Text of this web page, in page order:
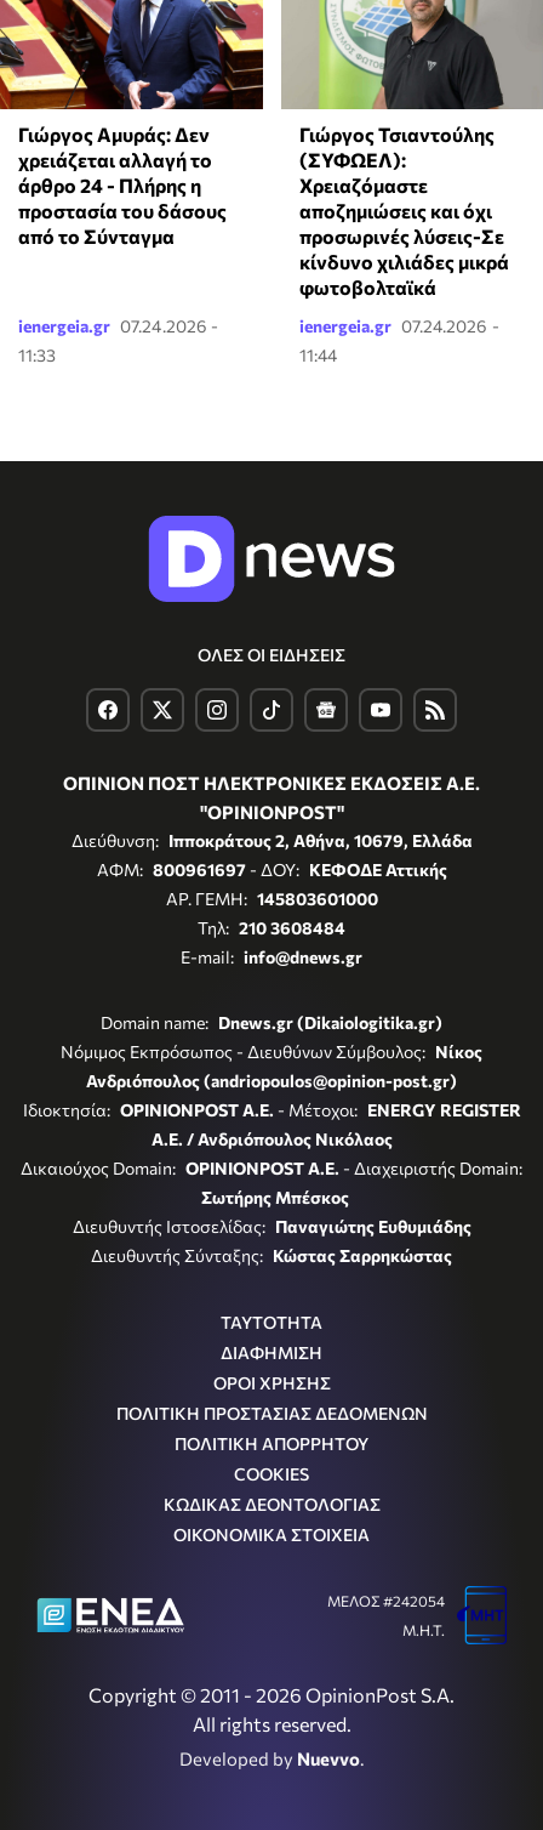
Γιώργος Αμυράς: Δεν
χρειάζεται αλλαγή το
άρθρο 24 - Πλήρης η
προστασία του δάσους
από το Σύνταγμα
ienergeia.gr 07.24.2026 -
11:33
Γιώργος Τσιαντούλης
(ΣΥΦΩΕΛ):
Χρειαζόμαστε
αποζημιώσεις και όχι
προσωρινές λύσεις-Σε
κίνδυνο χιλιάδες μικρά
φωτοβολταϊκά
ienergeia.gr 07.24.2026 -
11:44
ΟΛΕΣ ΟΙ ΕΙΔΗΣΕΙΣ
ΟΠΙΝΙΟΝ ΠΟΣΤ ΗΛΕΚΤΡΟΝΙΚΕΣ ΕΚΔΟΣΕΙΣ Α.Ε.
"OPINIONPOST"
Διεύθυνση: Ιπποκράτους 2, Αθήνα, 10679, Ελλάδα
ΑΦΜ: 800961697- ΔΟΥ: ΚΕΦΟΔΕ Αττικής
ΑΡ. ΓΕΜΗ: 145803601000
Τηλ: 210 3608484
E-mail: info@dnews.gr
Domain name: Dnews.gr (Dikaiologitika.gr)
Νόμιμος Εκπρόσωπος - Διευθύνων Σύμβουλος: Νίκος
Ανδριόπουλος (andriopoulos@opinion-post.gr)
Ιδιοκτησία: OPINIONPOST A.E. - Μέτοχοι: ENERGY REGISTER
Α.Ε. / Ανδριόπουλος Νικόλαος
Δικαιούχος Domain: OPINIONPOST A.E. - Διαχειριστής Domain:
Σωτήρης Μπέσκος
Διευθυντής Ιστοσελίδας: Παναγιώτης Ευθυμιάδης
Διευθυντής Σύνταξης: Κώστας Σαρρηκώστας
ΤΑΥΤΟΤΗΤΑ
ΔΙΑΦΗΜΙΣΗ
ΟΡΟΙ ΧΡΗΣΗΣ
ΠΟΛΙΤΙΚΗ ΠΡΟΣΤΑΣΙΑΣ ΔΕΔΟΜΕΝΩΝ
ΠΟΛΙΤΙΚΗ ΑΠΟΡΡΗΤΟΥ
COOKIES
ΚΩΔΙΚΑΣ ΔΕΟΝΤΟΛΟΓΙΑΣ
ΟΙΚΟΝΟΜΙΚΑ ΣΤΟΙΧΕΙΑ
Copyright © 2011 - 2026 OpinionPost S.A.
All rights reserved.
Developed by Nuevvo.
ΜΕΛΟΣ #242054
Μ.Η.Τ.